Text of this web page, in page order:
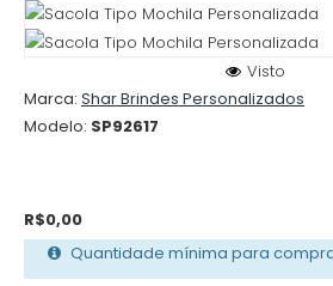
Marca: Shar Brindes Personalizados
Modelo: SP92617
Visto
R$0,00
Quantidade mínima para